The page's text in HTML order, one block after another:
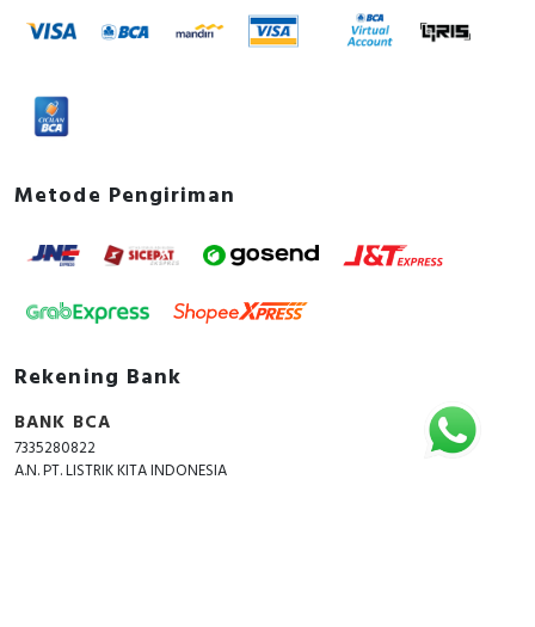
Metode Pengiriman
Rekening Bank
BANK BCA
7335280822
A.N. PT. LISTRIK KITA INDONESIA